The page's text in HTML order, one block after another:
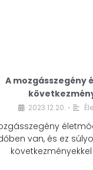
A mozgásszegény
2023.12.20. •
van, és ez
következményekkel